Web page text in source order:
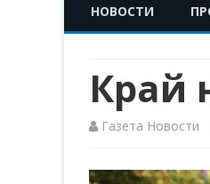
НОВОСТИ
Край
Газета Новости